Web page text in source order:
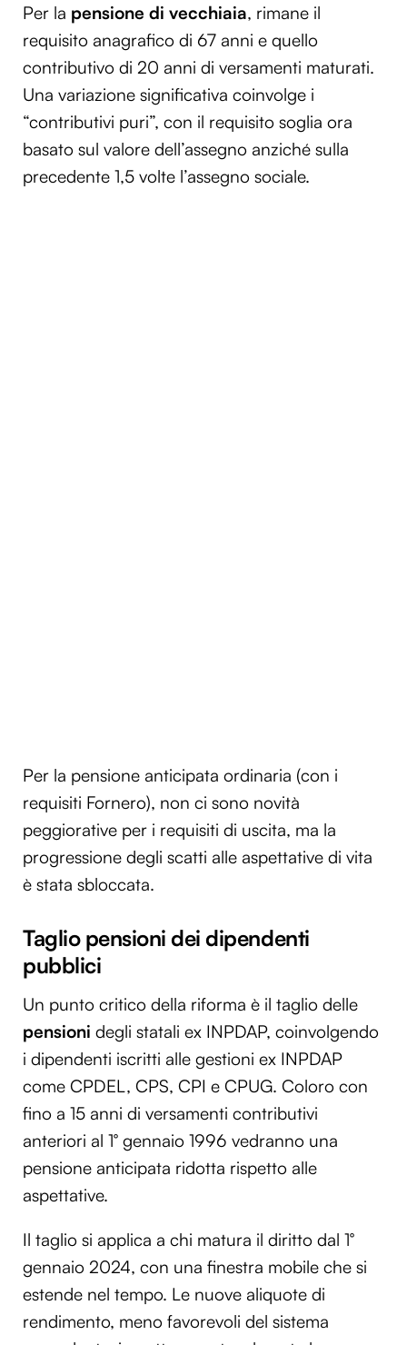
Per la pensione di vecchiaia, rimane il
requisito anagrafico di 67 anni e quello
contributivo di 20 anni di versamenti maturati.
Una variazione significativa coinvolge i
“contributivi puri”, con il requisito soglia ora
basato sul valore dell’assegno anziché sulla
precedente 1,5 volte l’assegno sociale.
Per la pensione anticipata ordinaria (con i
requisiti Fornero), non ci sono novità
peggiorative per i requisiti di uscita, ma la
progressione degli scatti alle aspettative di vita
è stata sbloccata.
Taglio pensioni dei dipendenti
pubblici
Un punto critico della riforma è il taglio delle
pensioni degli statali ex INPDAP, coinvolgendo
i dipendenti iscritti alle gestioni ex INPDAP
come CPDEL, CPS, CPI e CPUG. Coloro con
fino a 15 anni di versamenti contributivi
anteriori al 1° gennaio 1996 vedranno una
pensione anticipata ridotta rispetto alle
aspettative.
Il taglio si applica a chi matura il diritto dal 1°
gennaio 2024, con una finestra mobile che si
estende nel tempo. Le nuove aliquote di
rendimento, meno favorevoli del sistema